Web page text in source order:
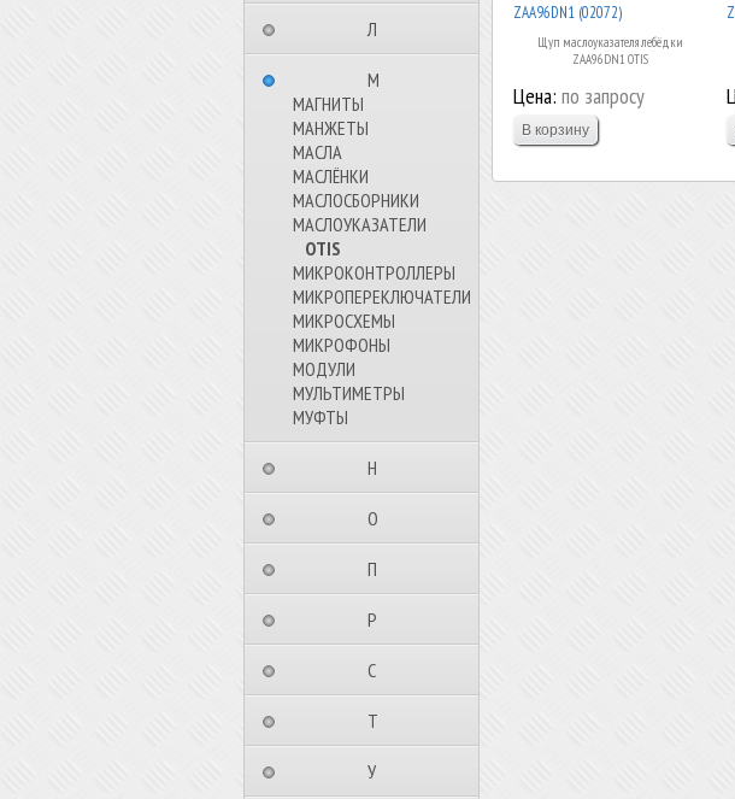
⠀⠀⠀⠀⠀⠀Л⠀⠀⠀⠀⠀⠀⠀
⠀⠀⠀⠀⠀⠀М⠀⠀⠀⠀⠀⠀⠀
МАГНИТЫ
МАНЖЕТЫ
МАСЛА
МАСЛЁНКИ
МАСЛОСБОРНИКИ
МАСЛОУКАЗАТЕЛИ
OTIS
МИКРОКОНТРОЛЛЕРЫ
МИКРОПЕРЕКЛЮЧАТЕЛИ
МИКРОСХЕМЫ
МИКРОФОНЫ
МОДУЛИ
МУЛЬТИМЕТРЫ
МУФТЫ
⠀⠀⠀⠀⠀⠀Н⠀⠀⠀⠀⠀⠀⠀
⠀⠀⠀⠀⠀⠀О⠀⠀⠀⠀⠀⠀⠀
⠀⠀⠀⠀⠀⠀П⠀⠀⠀⠀⠀⠀⠀
⠀⠀⠀⠀⠀⠀Р⠀⠀⠀⠀⠀⠀⠀
⠀⠀⠀⠀⠀⠀С⠀⠀⠀⠀⠀⠀⠀
⠀⠀⠀⠀⠀⠀Т⠀⠀⠀⠀⠀⠀⠀
⠀⠀⠀⠀⠀⠀У⠀⠀⠀⠀⠀⠀⠀
ZAA96DN1 (02072)
Щуп маслоуказателя лебёдки
ZAA96DN1 OTIS
Цена: по запросу